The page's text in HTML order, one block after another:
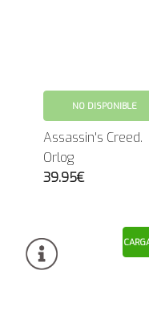
NO DISPONIBLE
Assassin's Creed.
Orlog
39.95€